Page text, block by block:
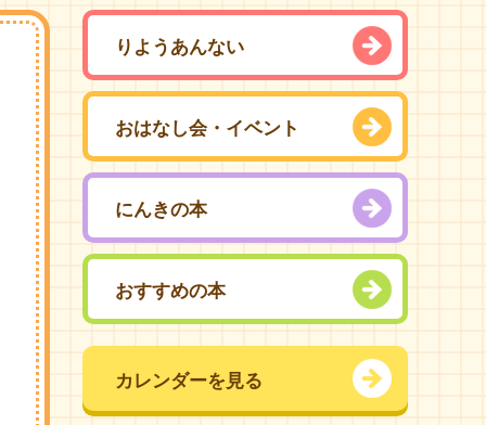
りようあんない
おはなし会・イベント
にんきの本
おすすめの本
カレンダーを見る